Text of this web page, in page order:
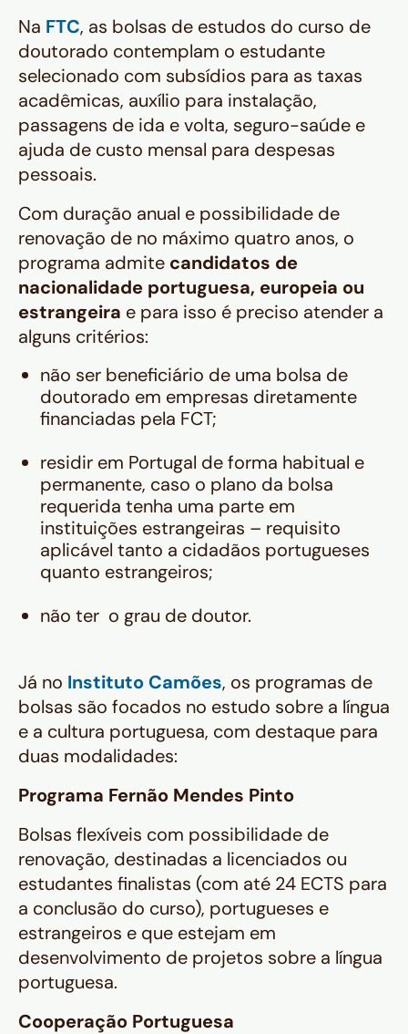
Na FTC, as bolsas de estudos do curso de
doutorado contemplam o estudante
selecionado com subsídios para as taxas
acadêmicas, auxílio para instalação,
passagens de ida e volta, seguro-saúde e
ajuda de custo mensal para despesas
pessoais.
Com duração anual e possibilidade de
renovação de no máximo quatro anos, o
programa admite candidatos de
nacionalidade portuguesa, europeia ou
estrangeira e para isso é preciso atender a
alguns critérios:
não ser beneficiário de uma bolsa de
doutorado em empresas diretamente
financiadas pela FCT;
residir em Portugal de forma habitual e
permanente, caso o plano da bolsa
requerida tenha uma parte em
instituições estrangeiras – requisito
aplicável tanto a cidadãos portugueses
quanto estrangeiros;
não ter o grau de doutor.
Já no Instituto Camões, os programas de
bolsas são focados no estudo sobre a língua
e a cultura portuguesa, com destaque para
duas modalidades:
Programa Fernão Mendes Pinto
Bolsas flexíveis com possibilidade de
renovação, destinadas a licenciados ou
estudantes finalistas (com até 24 ECTS para
a conclusão do curso), portugueses e
estrangeiros e que estejam em
desenvolvimento de projetos sobre a língua
portuguesa.
Cooperação Portuguesa